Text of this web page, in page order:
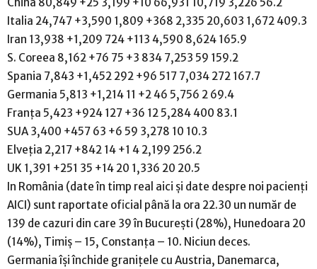
Italia 24,747 +3,590 1,809 +368 2,335 20,603 1,672 409.3
Iran 13,938 +1,209 724 +113 4,590 8,624 165.9
S. Coreea 8,162 +76 75 +3 834 7,253 59 159.2
Spania 7,843 +1,452 292 +96 517 7,034 272 167.7
Germania 5,813 +1,214 11 +2 46 5,756 2 69.4
Franța 5,423 +924 127 +36 12 5,284 400 83.1
SUA 3,400 +457 63 +6 59 3,278 10 10.3
Elveția 2,217 +842 14 +1 4 2,199 256.2
UK 1,391 +251 35 +14 20 1,336 20 20.5
In România (date în timp real aici și date despre noi pacienți
AICI) sunt raportate oficial până la ora 22.30 un număr de
139 de cazuri din care 39 în București (28%), Hunedoara 20
(14%), Timiș – 15, Constanța – 10. Niciun deces.
Germania își închide granițele cu Austria, Danemarca,